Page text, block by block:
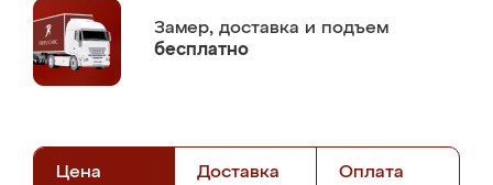
Замер, доставка и подъем
бесплатно
Цена Доставка Оплата